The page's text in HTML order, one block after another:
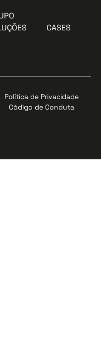
CASES
Política de Privacidade
Código de Conduta